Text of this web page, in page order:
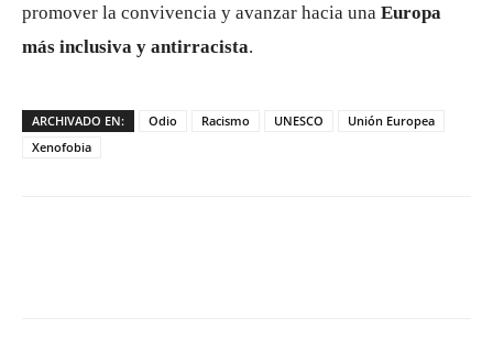
promover la convivencia y avanzar hacia una Europa
más inclusiva y antirracista.
ARCHIVADO EN: Odio Racismo UNESCO
Unión Europea
Xenofobia